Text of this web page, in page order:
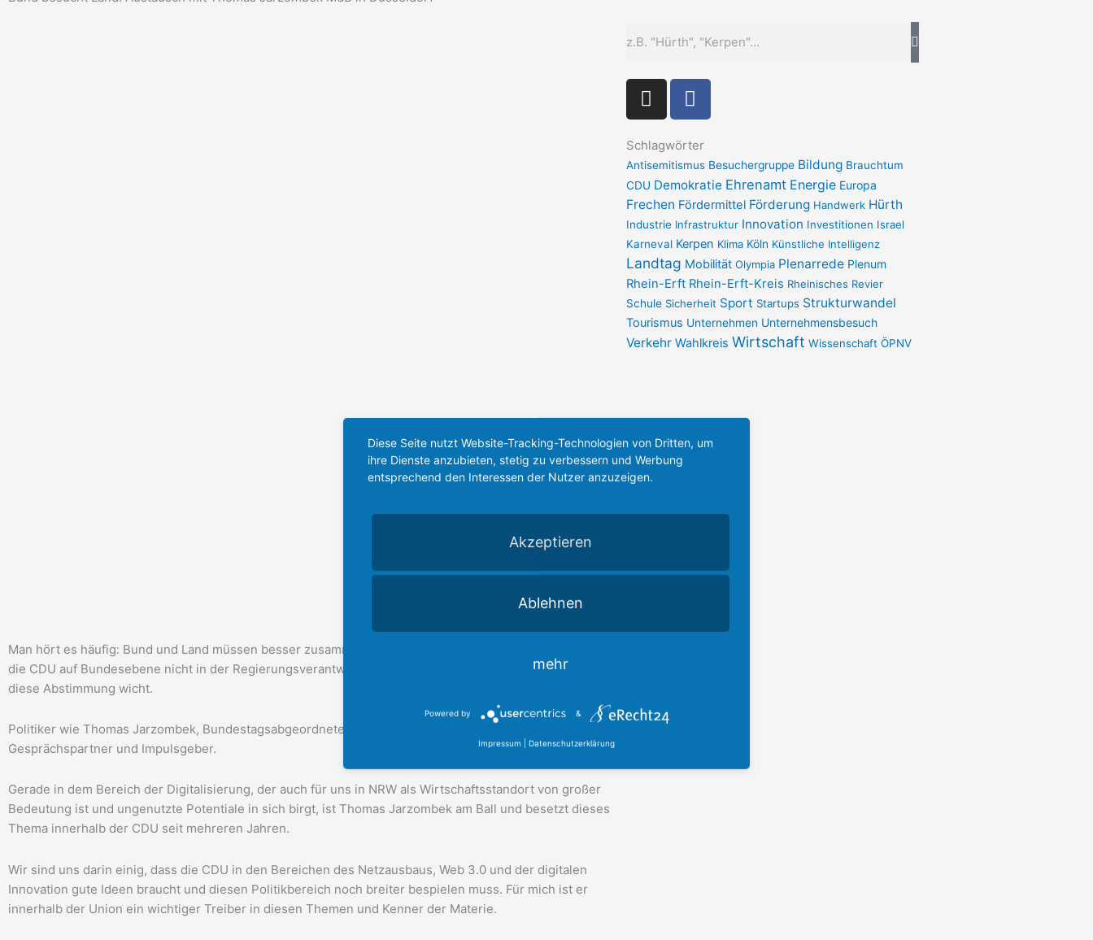
Man hört es häufig: Bund und Land müssen besser zusammenarbeiten und sich abstimmen – leider ist
die CDU auf Bundesebene nicht in der Regierungsverantwortung wie in NRW – dennoch ist mir genau
diese Abstimmung wicht.
Politiker wie Thomas Jarzombek, Bundestagsabgeordneter für Düsseldorf, sind hierfür spannende
Gesprächspartner und Impulsgeber.
Gerade in dem Bereich der Digitalisierung, der auch für uns in NRW als Wirtschaftsstandort von großer
Bedeutung ist und ungenutzte Potentiale in sich birgt, ist Thomas Jarzombek am Ball und besetzt dieses
Thema innerhalb der CDU seit mehreren Jahren.
Wir sind uns darin einig, dass die CDU in den Bereichen des Netzausbaus, Web 3.0 und der digitalen
Innovation gute Ideen braucht und diesen Politikbereich noch breiter bespielen muss. Für mich ist er
innerhalb der Union ein wichtiger Treiber in diesen Themen und Kenner der Materie.
I
n
t
a
g
r
a
m
F
a
e
b
o
o
k
-
f
Schlagwörter
Antisemitismus Besuchergruppe Bildung Brauchtum
CDU Demokratie Ehrenamt Energie Europa
Frechen Fördermittel Förderung Handwerk Hürth
Industrie Infrastruktur Innovation Investitionen Israel
Karneval Kerpen Klima Köln Künstliche Intelligenz
Landtag Mobilität Olympia Plenarrede Plenum
Rhein-Erft Rhein-Erft-Kreis Rheinisches Revier
Schule Sicherheit Sport Startups Strukturwandel
Tourismus Unternehmen Unternehmensbesuch
Verkehr Wahlkreis Wirtschaft Wissenschaft ÖPNV
Diese Seite nutzt Website-Tracking-Technologien von Dritten, um
ihre Dienste anzubieten, stetig zu verbessern und Werbung
entsprechend den Interessen der Nutzer anzuzeigen.
Akzeptieren
Ablehnen
mehr
Powered by &
Impressum Datenschutzerklärung